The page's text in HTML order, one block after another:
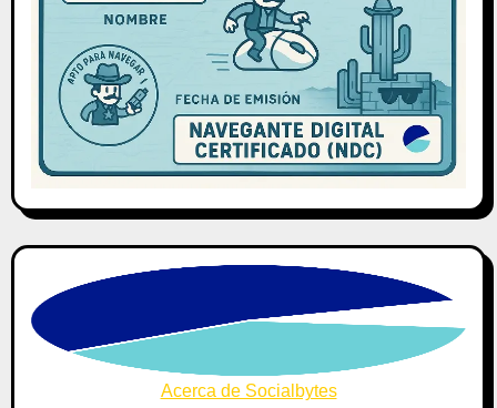
Acerca de Socialbytes